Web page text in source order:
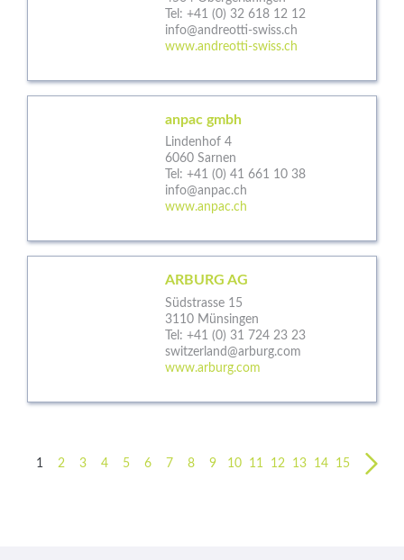
Tel: +41 (0) 32 618 12 12
info@andreotti-swiss.ch
www.andreotti-swiss.ch
anpac gmbh
Lindenhof 4
6060 Sarnen
Tel: +41 (0) 41 661 10 38
info@anpac.ch
www.anpac.ch
ARBURG AG
Südstrasse 15
3110 Münsingen
Tel: +41 (0) 31 724 23 23
switzerland@arburg.com
www.arburg.com
1 2 3 4 5 6 7 8 9 10 11 12 13 14 15 next